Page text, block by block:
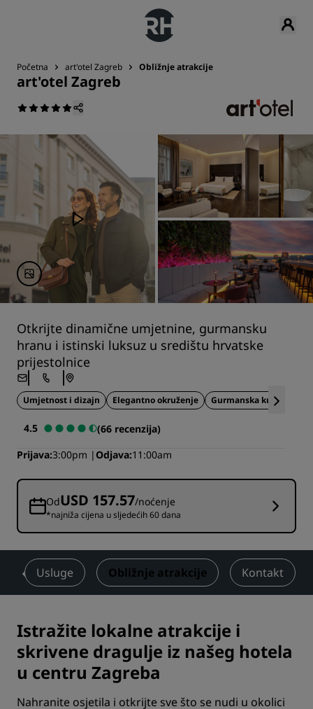
Početna art'otel Zagreb Obližnje atrakcije
art'otel Zagreb
Otkrijte dinamične umjetnine, gurmansku
hranu i istinski luksuz u središtu hrvatske
prijestolnice
Umjetnost i dizajn Elegantno okruženje Gurmanska kuhinja
4.5
(66 recenzija)
Prijava 3:00pm Odjava 11:00am
OdUSD 157.57/noćenje
*najniža cijena u sljedećih 60 dana
Usluge Obližnje atrakcije Kontakt
Istražite lokalne atrakcije i
skrivene dragulje iz našeg hotela
u centru Zagreba
Nahranite osjetila i otkrijte sve što se nudi u okolici